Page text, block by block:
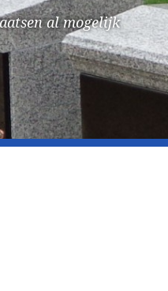
al mogelijk